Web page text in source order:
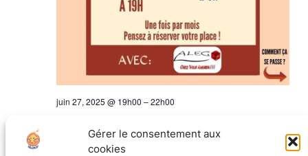
Gérer le consentement aux
cookies
juin 27, 2025 @ 19h00 –22h00
La Tanière au coin du jeu8 rue Ampère, Grenoble